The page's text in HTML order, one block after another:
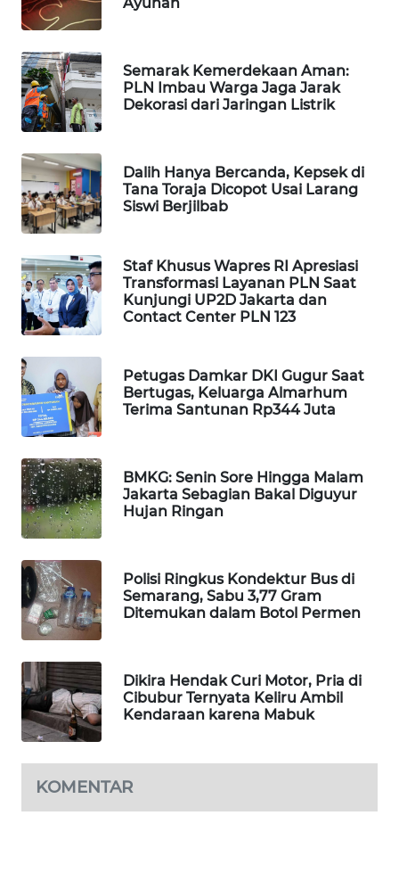
Semarak Kemerdekaan Aman:
PLN Imbau Warga Jaga Jarak
Dekorasi dari Jaringan Listrik
Dalih Hanya Bercanda, Kepsek di
Tana Toraja Dicopot Usai Larang
Siswi Berjilbab
Staf Khusus Wapres RI Apresiasi
Transformasi Layanan PLN Saat
Kunjungi UP2D Jakarta dan
Contact Center PLN 123
Petugas Damkar DKI Gugur Saat
Bertugas, Keluarga Almarhum
Terima Santunan Rp344 Juta
BMKG: Senin Sore Hingga Malam
Jakarta Sebagian Bakal Diguyur
Hujan Ringan
Polisi Ringkus Kondektur Bus di
Semarang, Sabu 3,77 Gram
Ditemukan dalam Botol Permen
Dikira Hendak Curi Motor, Pria di
Cibubur Ternyata Keliru Ambil
Kendaraan karena Mabuk
KOMENTAR
MAWAKA
ID
MARTABAT
NET
PLN
WATCH
MKLI
LPKKI
LKKI
KOPEKLIN
PORTAL
KONSUMEN
FORWAMKI
ALPERKLINAS
FORJASIDA
TAMBANG
NEWS
SITUNGIR
NEWS